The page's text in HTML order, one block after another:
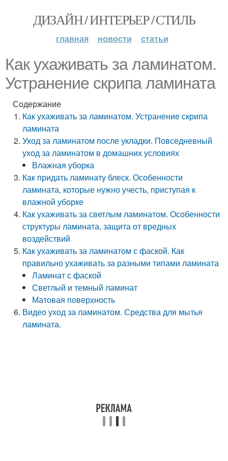
ДИЗАЙН / ИНТЕРЬЕР / СТИЛЬ
главная новости статьи
Как ухаживать за ламинатом.
Устранение скрипа ламината
Содержание
Как ухаживать за ламинатом. Устранение скрипа
ламината
Уход за ламинатом после укладки. Повседневный
уход за ламинатом в домашних условиях
Влажная уборка
Как придать ламинату блеск. Особенности
ламината, которые нужно учесть, приступая к
влажной уборке
Как ухаживать за светлым ламинатом. Особенности
структуры ламината, защита от вредных
воздействий
Как ухаживать за ламинатом с фаской. Как
правильно ухаживать за разными типами ламината
Ламинат с фаской
Светлый и темный ламинат
Матовая поверхность
Видео уход за ламинатом. Средства для мытья
ламината.